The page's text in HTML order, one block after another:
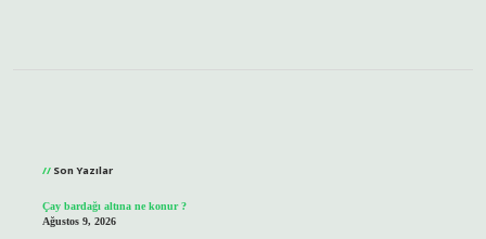
Son Yazılar
Çay bardağı altına ne konur ?
Ağustos 9, 2026